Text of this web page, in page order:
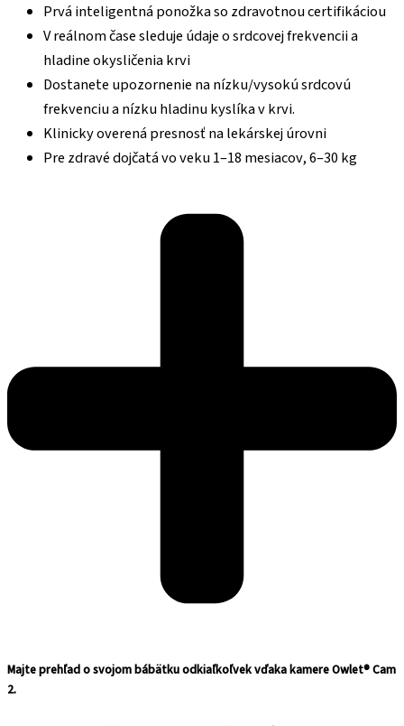
Prvá inteligentná ponožka so zdravotnou certifikáciou
V reálnom čase sleduje údaje o srdcovej frekvencii a
hladine okysličenia krvi
Dostanete upozornenie na nízku/vysokú srdcovú
frekvenciu a nízku hladinu kyslíka v krvi.
Klinicky overená presnosť na lekárskej úrovni
Pre zdravé dojčatá vo veku 1–18 mesiacov, 6–30 kg
Majte prehľad o svojom bábätku odkiaľkoľvek vďaka kamere Owlet® Cam
2.